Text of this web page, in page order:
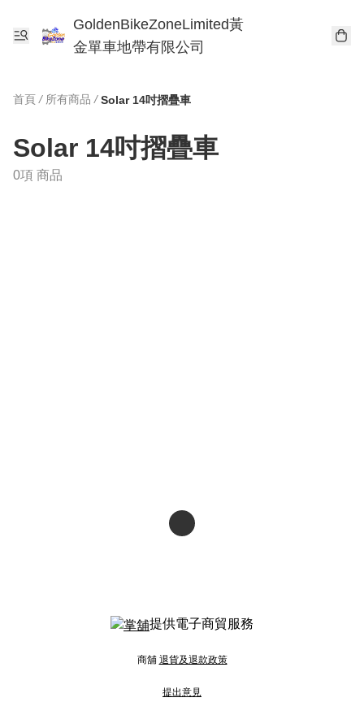
GoldenBikeZoneLimited黃
金單車地帶有限公司
首頁 / 所有商品 / Solar 14吋摺疊車
Solar 14吋摺疊車
0項 商品
提供電子商貿服務
商舖 退貨及退款政策
提出意見